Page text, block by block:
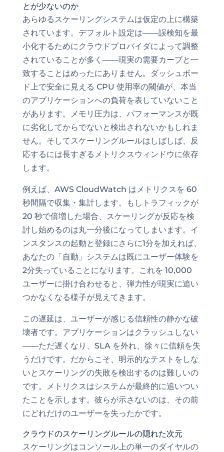
とが少ないのか
あらゆるスケーリングシステムは仮定の上に構築
されています。デフォルト設定は——誤検知を最
小化するためにクラウドプロバイダによって調整
されていることが多く——現実の需要カーブと一
致することはめったにありません。ダッシュボー
ド上で安全に見える CPU 使用率の閾値が、本当
のアプリケーションへの負荷を表していないこと
があります。メモリ圧力は、パフォーマンスが既
に劣化してからでないと検出されないかもしれま
せん。そしてスケーリングルールはしばしば、反
応するには長すぎるメトリクスウィンドウに依存
します。
例えば、AWS CloudWatch はメトリクスを 60
秒間隔で収集・集計します。もしトラフィックが
20 秒で倍増した場合、スケーリングが反応を検
討し始めるのは丸一分後になってしまいます。イ
ンスタンスの起動と登録にさらに1分を加えれば、
あなたの「自動」システムは既にユーザー体験を
2分失っていることになります。これを 10,000
ユーザーに掛け合わせると、弾力性が現実に追い
つかなくなる様子が見えてきます。
この遅延は、ユーザーが感じる信頼性の静かな破
壊者です。アプリケーションはクラッシュしない
——ただ遅くなり、SLA を外れ、徐々に信頼を失
うだけです。だからこそ、明示的なテストをしな
いとスケーリングの失敗を検出するのは難しいの
です。メトリクスはシステムが最終的に追いつい
たことを示します。彼らが示さないのは、その前
にどれだけのユーザーを失ったかです。
クラウドのスケーリングルールの隠れた次元
スケーリングはコンソール上の単一のダイヤルの